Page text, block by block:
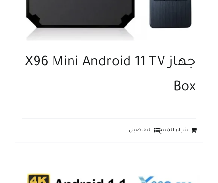
جهاز X96 Mini Android 11 TV
Box
شراء المنتج التفاصيل